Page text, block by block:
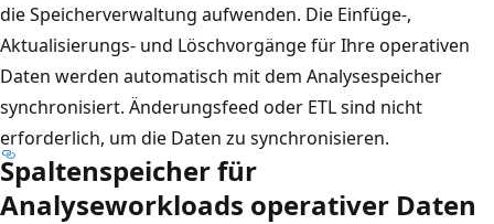
die Speicherverwaltung aufwenden. Die Einfüge-,
Aktualisierungs- und Löschvorgänge für Ihre operativen
Daten werden automatisch mit dem Analysespeicher
synchronisiert. Änderungsfeed oder ETL sind nicht
erforderlich, um die Daten zu synchronisieren.
Spaltenspeicher für
Analyseworkloads operativer Daten